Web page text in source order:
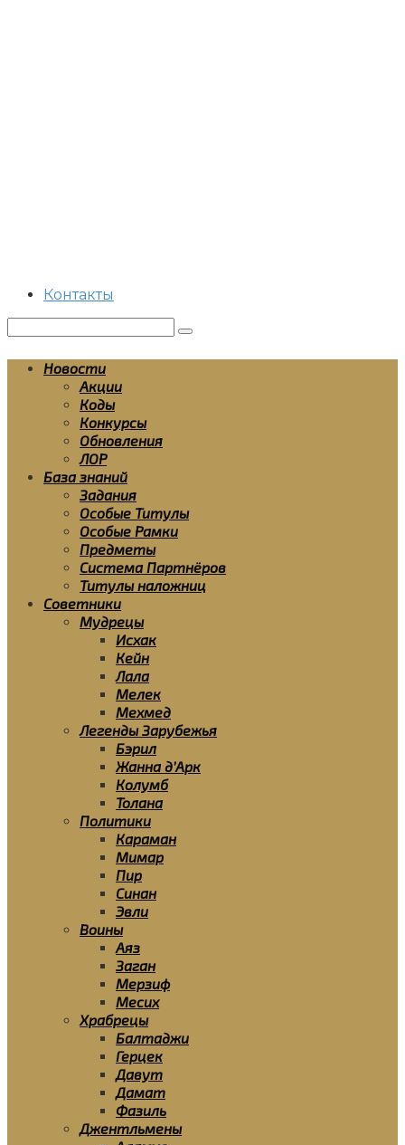
Контакты
Новости
Акции
Коды
Конкурсы
Обновления
ЛОР
База знаний
Задания
Особые Титулы
Особые Рамки
Предметы
Система Партнёров
Титулы наложниц
Советники
Мудрецы
Исхак
Кейн
Лала
Мелек
Мехмед
Легенды Зарубежья
Бэрил
Жанна д’Арк
Колумб
Толана
Политики
Караман
Мимар
Пир
Синан
Эвли
Воины
Аяз
Заган
Мерзиф
Месих
Храбрецы
Балтаджи
Герцек
Давут
Дамат
Фазиль
Джентльмены